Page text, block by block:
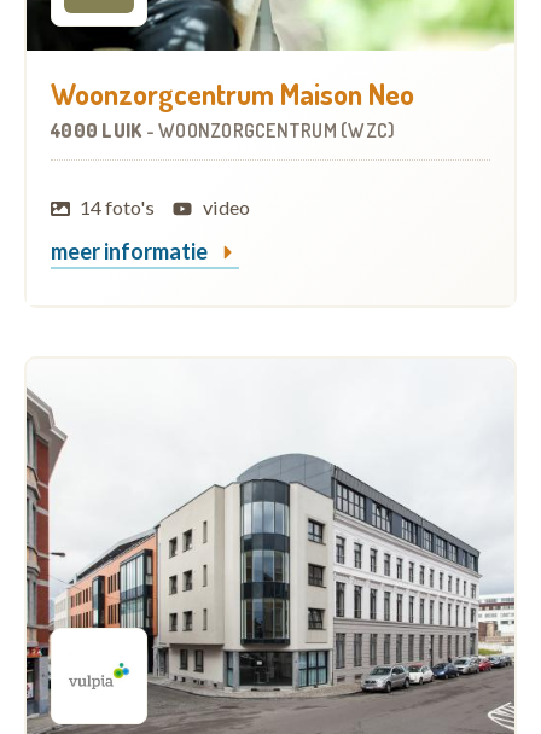
Woonzorgcentrum Maison Neo
4000 LUIK - WOONZORGCENTRUM (WZC)
14 foto's video
meer informatie